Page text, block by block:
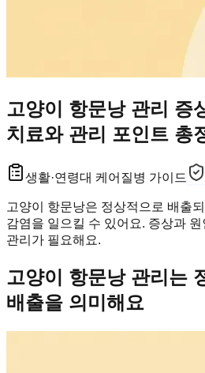
고양이 항문낭 관리 증
치료와 관리 포인트 총
생활·연령대 케어 질병 가이드
고양이 항문낭은 정상적으로 배출
감염을 일으킬 수 있어요. 증상과
관리가 필요해요.
고양이 항문낭 관리는
배출을 의미해요